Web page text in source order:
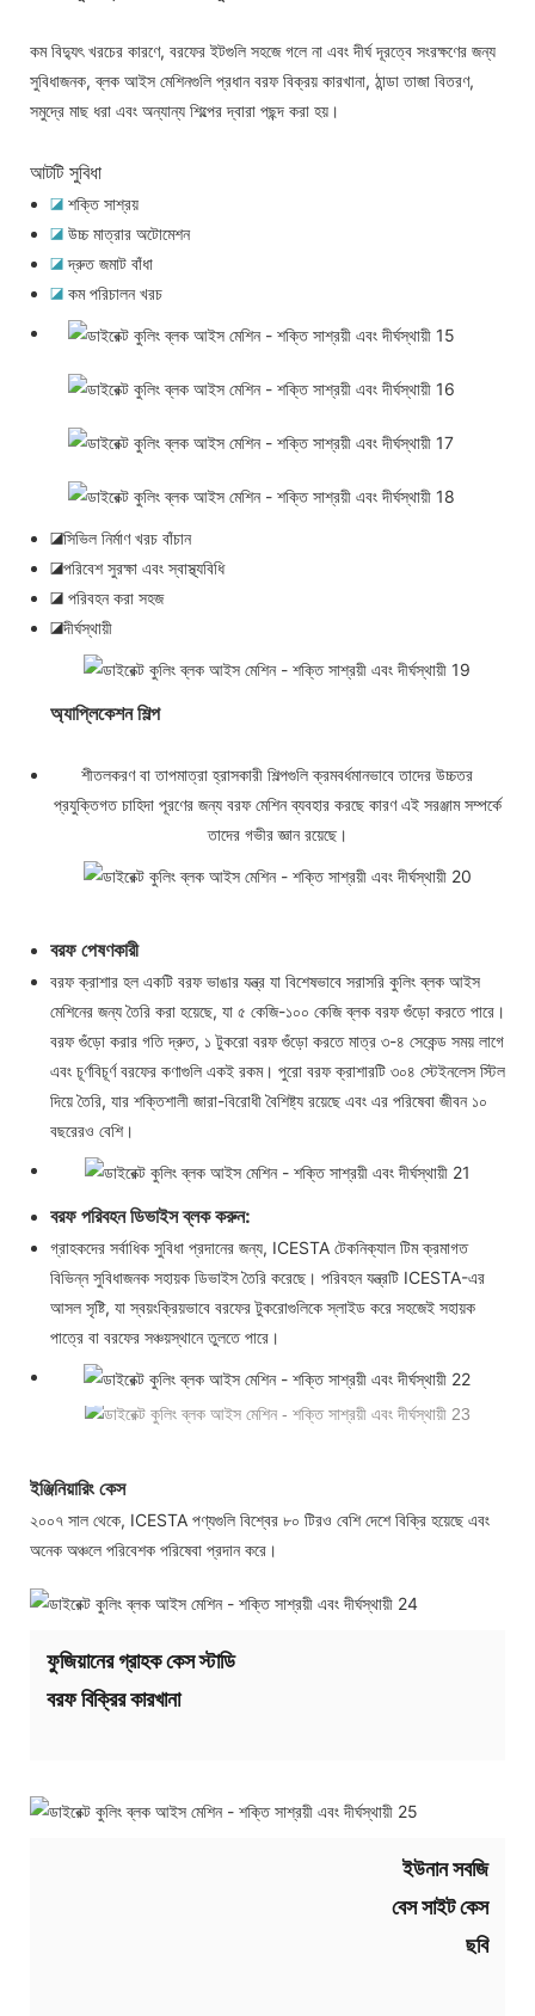
কম বিদ্যুৎ খরচের কারণে, বরফের ইটগুলি সহজে গলে না এবং দীর্ঘ দূরত্বে সংরক্ষণের জন্য
সুবিধাজনক, ব্লক আইস মেশিনগুলি প্রধান বরফ বিক্রয় কারখানা, ঠান্ডা তাজা বিতরণ,
সমুদ্রে মাছ ধরা এবং অন্যান্য শিল্পের দ্বারা পছন্দ করা হয়।
আটটি সুবিধা
◪শক্তি সাশ্রয়
◪উচ্চ মাত্রার অটোমেশন
◪দ্রুত জমাট বাঁধা
◪কম পরিচালন খরচ
◪সিভিল নির্মাণ খরচ বাঁচান
◪পরিবেশ সুরক্ষা এবং স্বাস্থ্যবিধি
◪ পরিবহন করা সহজ
◪দীর্ঘস্থায়ী
অ্যাপ্লিকেশন শিল্প
শীতলকরণ বা তাপমাত্রা হ্রাসকারী শিল্পগুলি ক্রমবর্ধমানভাবে তাদের উচ্চতর
প্রযুক্তিগত চাহিদা পূরণের জন্য বরফ মেশিন ব্যবহার করছে কারণ এই সরঞ্জাম সম্পর্কে
তাদের গভীর জ্ঞান রয়েছে।
বরফ পেষণকারী
বরফ ক্রাশার হল একটি বরফ ভাঙার যন্ত্র যা বিশেষভাবে সরাসরি কুলিং ব্লক আইস
মেশিনের জন্য তৈরি করা হয়েছে, যা ৫ কেজি-১০০ কেজি ব্লক বরফ গুঁড়ো করতে পারে।
বরফ গুঁড়ো করার গতি দ্রুত, ১ টুকরো বরফ গুঁড়ো করতে মাত্র ৩-৪ সেকেন্ড সময় লাগে
এবং চূর্ণবিচূর্ণ বরফের কণাগুলি একই রকম। পুরো বরফ ক্রাশারটি ৩০৪ স্টেইনলেস স্টিল
দিয়ে তৈরি, যার শক্তিশালী জারা-বিরোধী বৈশিষ্ট্য রয়েছে এবং এর পরিষেবা জীবন ১০
বছরেরও বেশি।
বরফ পরিবহন ডিভাইস ব্লক করুন:
গ্রাহকদের সর্বাধিক সুবিধা প্রদানের জন্য, ICESTA টেকনিক্যাল টিম ক্রমাগত
বিভিন্ন সুবিধাজনক সহায়ক ডিভাইস তৈরি করেছে। পরিবহন যন্ত্রটি ICESTA-এর
আসল সৃষ্টি, যা স্বয়ংক্রিয়ভাবে বরফের টুকরোগুলিকে স্লাইড করে সহজেই সহায়ক
পাত্রে বা বরফের সঞ্চয়স্থানে তুলতে পারে।
ইঞ্জিনিয়ারিং কেস
২০০৭ সাল থেকে, ICESTA পণ্যগুলি বিশ্বের ৮০ টিরও বেশি দেশে বিক্রি হয়েছে এবং
অনেক অঞ্চলে পরিবেশক পরিষেবা প্রদান করে।
ফুজিয়ানের গ্রাহক কেস স্টাডি
বরফ বিক্রির কারখানা
ইউনান সবজি
বেস সাইট কেস
ছবি